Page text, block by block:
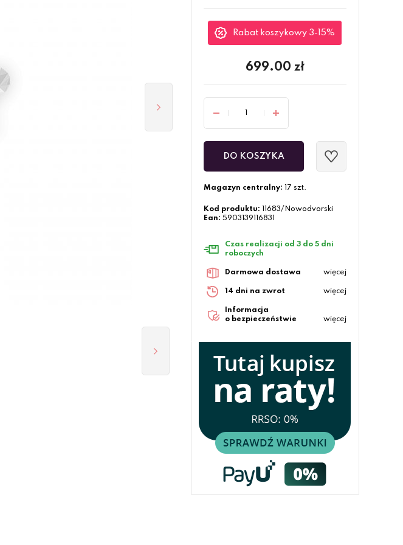
Rabat koszykowy 3-15%
699.00 zł
DO KOSZYKA
Magazyn centralny: 17 szt.
Kod produktu:
11683/Nowodvorski
Ean: 5903139116831
Czas realizacji od 3 do 5 dni
roboczych
Darmowa dostawa więcej
14 dni na zwrot więcej
Informacja
o bezpieczeństwie
więcej